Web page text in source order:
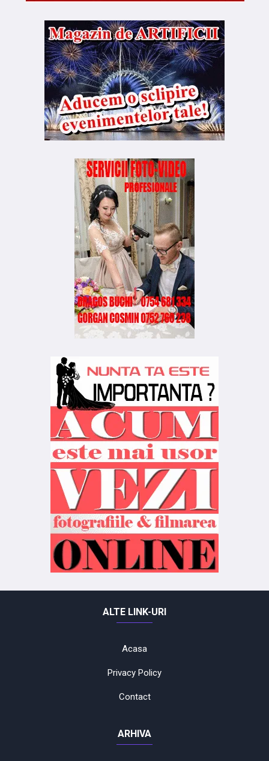
ALTE LINK-URI
Acasa
Privacy Policy
Contact
ARHIVA